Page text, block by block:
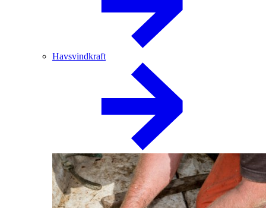
Havsvindkraft